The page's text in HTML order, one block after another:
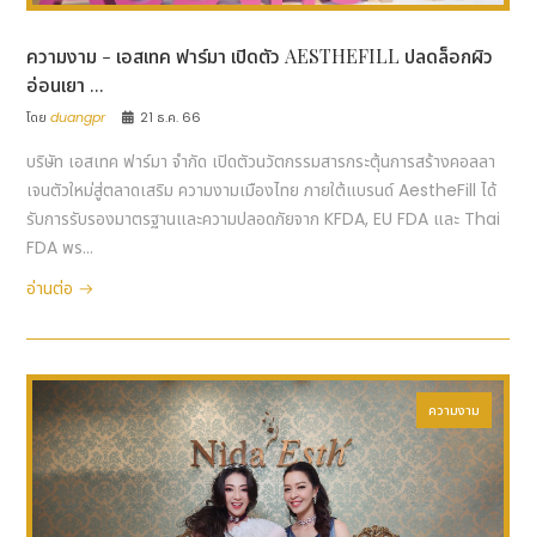
ความงาม - เอสเทค ฟาร์มา เปิดตัว AESTHEFILL ปลดล็อกผิว
อ่อนเยา ...
โดยduangpr 21 ธ.ค. 66
บริษัท เอสเทค ฟาร์มา จำกัด เปิดตัวนวัตกรรมสารกระตุ้นการสร้างคอลลา
เจนตัวใหม่สู่ตลาดเสริม ความงามเมืองไทย ภายใต้แบรนด์ AestheFill ได้
รับการรับรองมาตรฐานและความปลอดภัยจาก KFDA, EU FDA และ Thai
FDA พร...
อ่านต่อ
ความงาม